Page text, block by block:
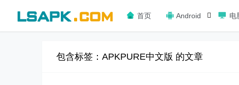
首页 Android 电
包含标签：APKPURE中文版 的文章